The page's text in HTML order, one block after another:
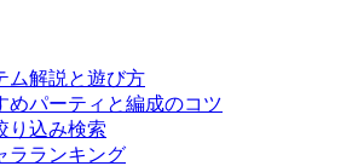
ム解説と遊び方
めパーティと編成のコツ
り込み検索
ラランキング